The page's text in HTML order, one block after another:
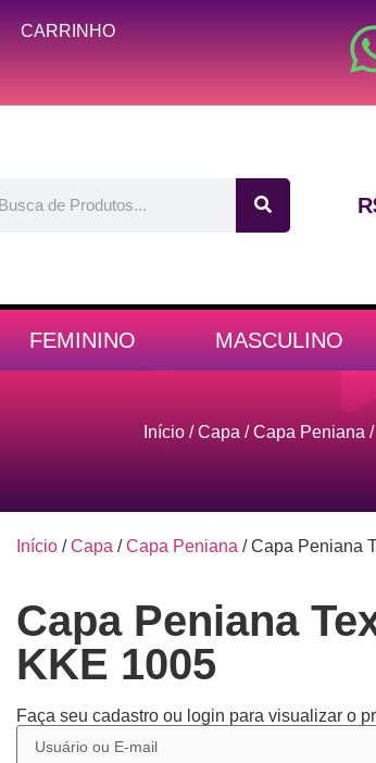
CARRINHO
FEMININO MASCULINO
Início/Capa /Capa Peniana
Início/Capa /Capa Peniana / Capa Peniana
Capa Peniana
KKE 1005
Faça seu cadastro ou login para visualizar o